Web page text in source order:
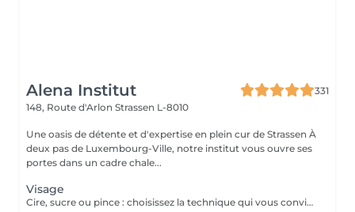
Alena Institut
331
148, Route d'Arlon Strassen L-8010
Une oasis de détente et d'expertise en plein cur de Strassen À
deux pas de Luxembourg-Ville, notre institut vous ouvre ses
portes dans un cadre chale...
Visage
Cire, sucre ou pince : choisissez la technique qui vous convient ! Pour un résultat impeccable, chaque séance se termine toujours par une finition minutieuse à la pince. Résultat net, peau douce et parfaite, à chaque fois.